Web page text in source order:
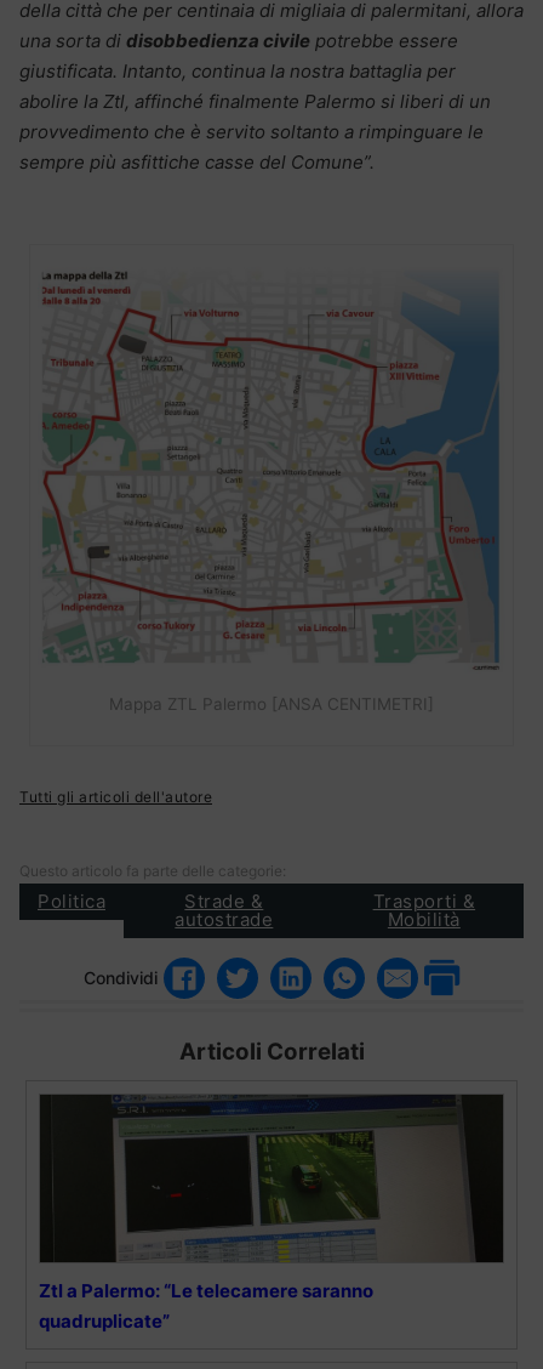
della città che per centinaia di migliaia di palermitani, allora
una sorta di disobbedienza civile potrebbe essere
giustificata. Intanto, continua la nostra battaglia per
abolire la Ztl, affinché finalmente Palermo si liberi di un
provvedimento che è servito soltanto a rimpinguare le
sempre più asfittiche casse del Comune”.
Mappa ZTL Palermo [ANSA CENTIMETRI]
Tutti gli articoli dell'autore
Questo articolo fa parte delle categorie:
Politica Strade &
autostrade
Trasporti &
Mobilità
Condividi
Articoli Correlati
Ztl a Palermo: “Le telecamere saranno
quadruplicate”